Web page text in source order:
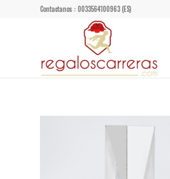
Contactanos : 0033564100963 (ES)